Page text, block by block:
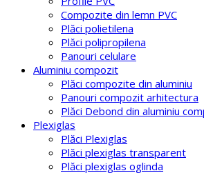
Compozite din lemn PVC
Plăci polietilena
Plăci polipropilena
Panouri celulare
Aluminiu compozit
Plăci compozite din aluminiu
Panouri compozit arhitectura
Plăci Debond din aluminiu
Plexiglas
Plăci Plexiglas
Plăci plexiglas transparent
Plăci plexiglas oglinda